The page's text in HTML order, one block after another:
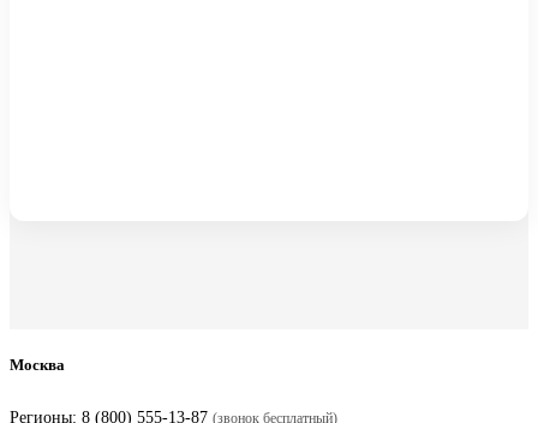
Москва
Регионы: 8 (800) 555-13-87 (звонок бесплатный)